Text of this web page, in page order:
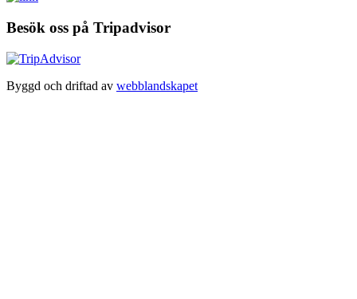
Besök oss på Tripadvisor
Byggd och driftad av webblandskapet